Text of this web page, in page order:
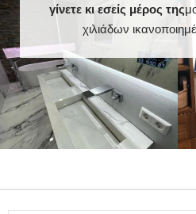
γίνετε κι εσείς μέρος της
χιλιάδων